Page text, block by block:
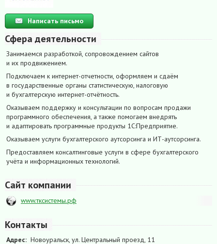
Написать письмо
Сфера деятельности
Занимаемся разработкой, сопровождением сайтов
и их продвижением.
Подключаем к интернет-отчетности, оформляем и сдаём
в государственные органы статистическую, налоговую
и бухгалтерскую интернет-отчётность.
Оказываем поддержку и консультации по вопросам продажи
программного обеспечения, а также помогаем внедрять
и адаптировать программные продукты 1С:Предприятие.
Оказываем услуги бухгалтерского аутсорсинга и ИТ-аутсорсинга.
Предоставляем консалтинговые услуги в сфере бухгалтерского
учёта и информационных технологий.
Сайт компании
www.тксистемы.рф
Контакты
Адрес: Новоуральск, ул. Центральный проезд, 11